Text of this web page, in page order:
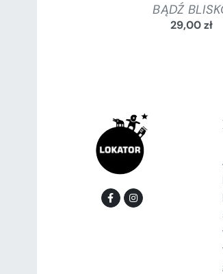
BĄDŹ
29,00zł